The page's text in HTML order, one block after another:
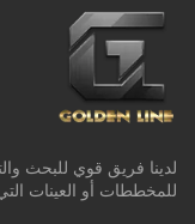
لدينا فريق قوي للبحث
للمخططات أو العينات